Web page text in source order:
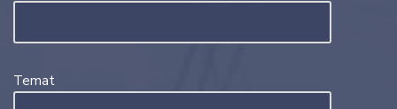
Temat